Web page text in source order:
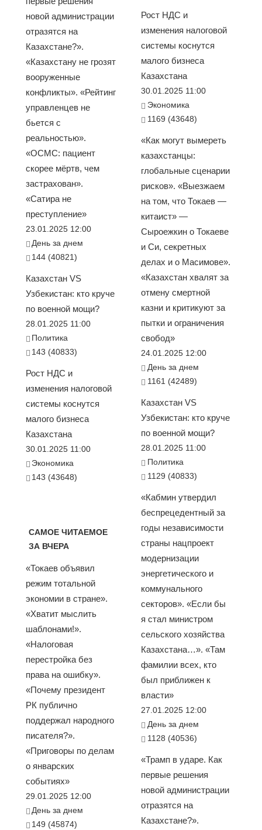
новой администрации
отразятся на
Казахстане?».
«Казахстану не грозят
вооруженные
конфликты». «Рейтинг
управленцев не
бьется с
реальностью».
«ОСМС: пациент
скорее мёртв, чем
застрахован».
«Сатира не
преступление»
23.01.2025 12:00
День за днем
144 (40821)
Казахстан VS
Узбекистан: кто круче
по военной мощи?
28.01.2025 11:00
Политика
143 (40833)
Рост НДС и
изменения налоговой
системы коснутся
малого бизнеса
Казахстана
30.01.2025 11:00
Экономика
143 (43648)
САМОЕ ЧИТАЕМОЕ
ЗА ВЧЕРА
«Токаев объявил
режим тотальной
экономии в стране».
«Хватит мыслить
шаблонами!».
«Налоговая
перестройка без
права на ошибку».
«Почему президент
РК публично
поддержал народного
писателя?».
«Приговоры по делам
о январских
событиях»
29.01.2025 12:00
День за днем
149 (45874)
Рост НДС и
изменения налоговой
системы коснутся
малого бизнеса
Казахстана
30.01.2025 11:00
Экономика
1169 (43648)
«Как могут вымереть
казахстанцы:
глобальные сценарии
рисков». «Выезжаем
на том, что Токаев —
китаист» —
Сыроежкин о Токаеве
и Си, секретных
делах и о Масимове».
«Казахстан хвалят за
отмену смертной
казни и критикуют за
пытки и ограничения
свобод»
24.01.2025 12:00
День за днем
1161 (42489)
Казахстан VS
Узбекистан: кто круче
по военной мощи?
28.01.2025 11:00
Политика
1129 (40833)
«Кабмин утвердил
беспрецедентный за
годы независимости
страны нацпроект
модернизации
энергетического и
коммунального
секторов». «Если бы
я стал министром
сельского хозяйства
Казахстана…». «Там
фамилии всех, кто
был приближен к
власти»
27.01.2025 12:00
День за днем
1128 (40536)
«Трамп в ударе. Как
первые решения
новой администрации
отразятся на
Казахстане?».